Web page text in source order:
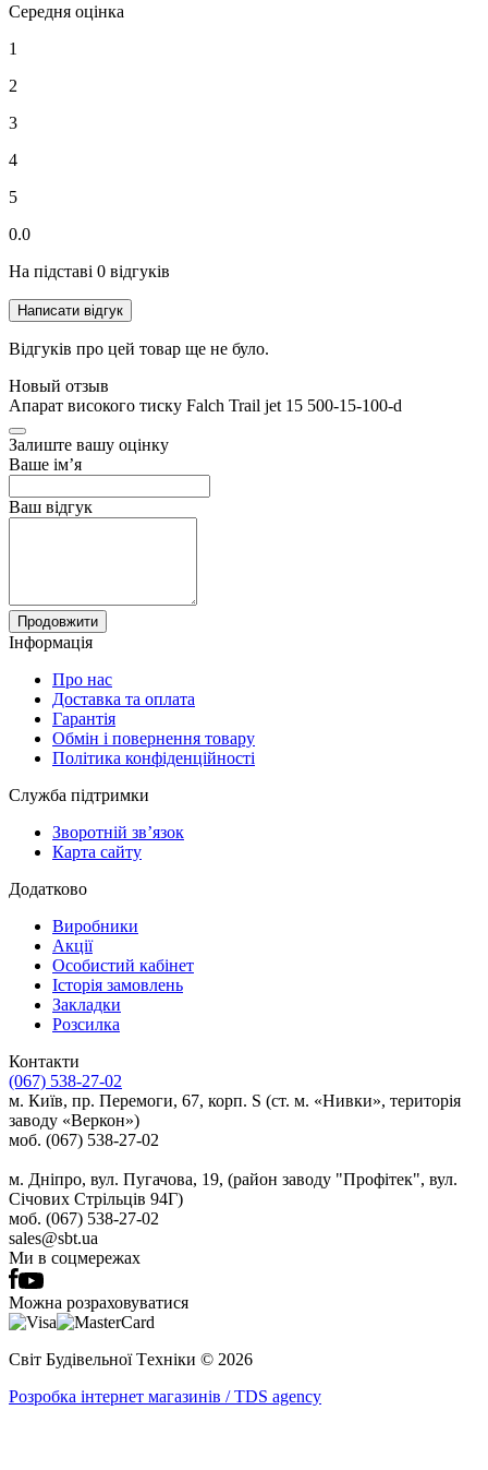
Середня оцінка
1
2
3
4
5
0.0
На підставі 0 відгуків
Написати відгук
Відгуків про цей товар ще не було.
Новый отзыв
Апарат високого тиску Falch Trail jet 15 500-15-100-d
Залиште вашу оцінку
Ваше ім’я
Ваш відгук
Продовжити
Інформація
Про нас
Доставка та оплата
Гарантія
Обмін і повернення товару
Політика конфіденційності
Служба підтримки
Зворотній зв’язок
Карта сайту
Додатково
Виробники
Акції
Особистий кабінет
Історія замовлень
Закладки
Розсилка
Контакти
(067) 538-27-02
м. Київ, пр. Перемоги, 67, корп. S (ст. м. «Нивки», територія
заводу «Веркон»)
моб. (067) 538-27-02
м. Дніпро, вул. Пугачова, 19, (район заводу "Профітек", вул.
Січових Стрільців 94Г)
моб. (067) 538-27-02
sales@sbt.ua
Ми в соцмережах
Можна розраховуватися
Світ Будівельної Tехніки © 2026
Розробка інтернет магазинів / TDS agency